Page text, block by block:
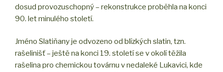
dosud provozuschopný – rekonstrukce proběhla na konci
90. let minulého století.
Jméno Slatiňany je odvozeno od blízkých slatin, tzn.
rašelinišť – ještě na konci 19. století se v okolí těžila
rašelina pro chemickou továrnu v nedaleké Lukavici, kde